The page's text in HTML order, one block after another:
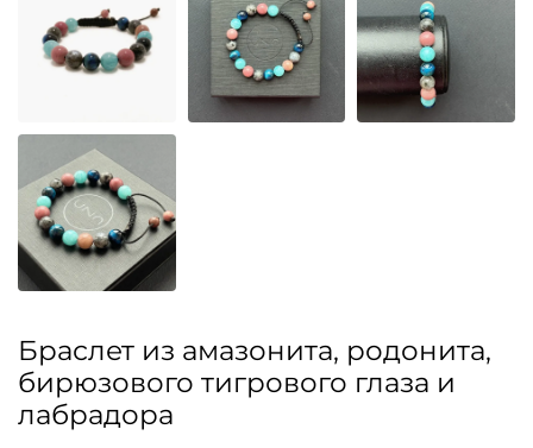
Браслет из амазонита, родонита,
бирюзового тигрового глаза и
лабрадора